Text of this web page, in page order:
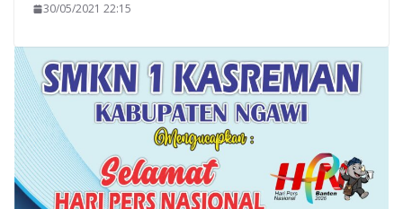
30/05/2021 22:15